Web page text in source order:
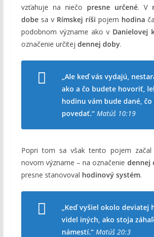
vzťahuje na niečo presne určené. V
dobesa v Rímskej ríši pojem hodina
podobnom význame ako v Danielovej
označenie určitej dennej doby.
„Ale keď vás vydajú,
ako a čo budete hovoriť,
hodinu vám bude dané, čo
povedať.“ Matúš 10:19
Popri tom sa však tento pojem
novom význame – na označenie dennej
presne stanovoval hodinový systém.
„Keď vyšiel okolo deviatej
videl iných, ako stoja
námestí.“ Matúš 20:3